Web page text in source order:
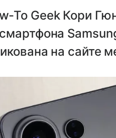
To Geek Кори
на сайте